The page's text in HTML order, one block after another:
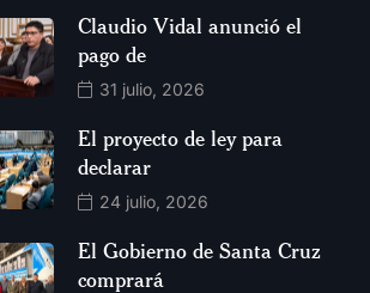
Claudio Vidal anunció el
pago de
31 julio, 2026
El proyecto de ley para
declarar
24 julio, 2026
El Gobierno de Santa Cruz
comprará